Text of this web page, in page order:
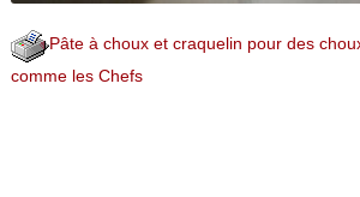
Pâte à choux et craquelin pour des
comme les Chefs